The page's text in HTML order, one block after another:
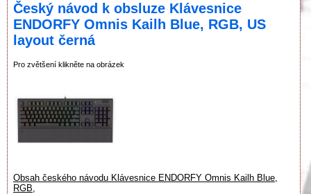
Český návod k obsluze Klávesnice
ENDORFY Omnis Kailh Blue, RGB, US
layout černá
Pro zvětšení klikněte na obrázek
Obsah českého návodu Klávesnice ENDORFY Omnis Kailh Blue,
RGB,